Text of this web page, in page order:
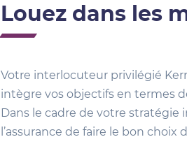
Louez dans les
Votre interlocuteur privilégié
intègre vos objectifs en termes
Dans le cadre de votre stratégie
l’assurance de faire le bon